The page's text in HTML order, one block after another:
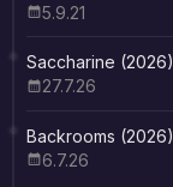
5.9.21
Saccharine (2026)
27.7.26
Backrooms (2026)
6.7.26